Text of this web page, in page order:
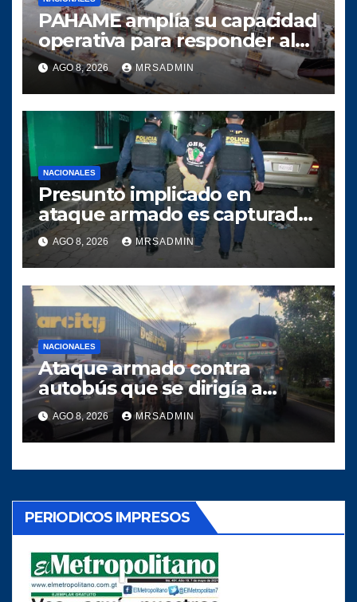
PAHAME amplía su capacidad
operativa para responder al
crecimiento del comercio
marítimo
AGO 8, 2026 MRSADMIN
NACIONALES
Presunto implicado en
ataque armado es capturado
tras persecución policial en
Villa Nueva
AGO 8, 2026 MRSADMIN
NACIONALES
Ataque armado contra
autobús que se dirigía a
Quiché deja dos heridos
AGO 8, 2026 MRSADMIN
PERIODICOS IMPRESOS